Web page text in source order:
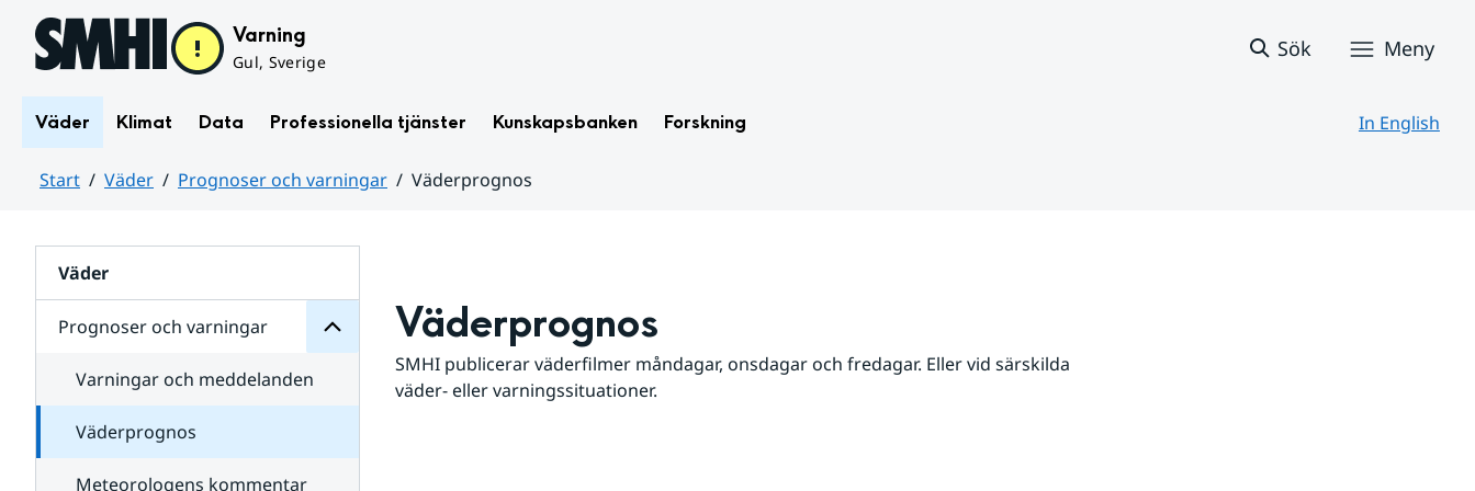
Hoppa till sidans innehåll Varning
Gul, Sverige
Sök Meny
Väder Klimat Data Professionella tjänster Kunskapsbanken Forskning In English
Start Väder Prognoser och varningar
Väderprognos
Väder
Prognoser och varningar
för
varningar
Varningar och meddelanden
Väderprognos
Meteorologens kommentar
Väderprognos
SMHI publicerar väderfilmer måndagar, onsdagar och fredagar. Eller vid särskilda
väder- eller varningssituationer.